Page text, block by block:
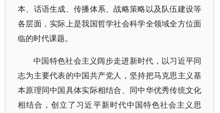
本、话语生成、传播体系、战略策略以及队伍建设等
各层面，实际上是我国哲学社会科学全领域全方位面
临的时代课题。
中国特色社会主义阔步走进新时代，以习近平同
志为主要代表的中国共产党人，坚持把马克思主义基
本原理同中国具体实际相结合、同中华优秀传统文化
相结合，创立了习近平新时代中国特色社会主义思